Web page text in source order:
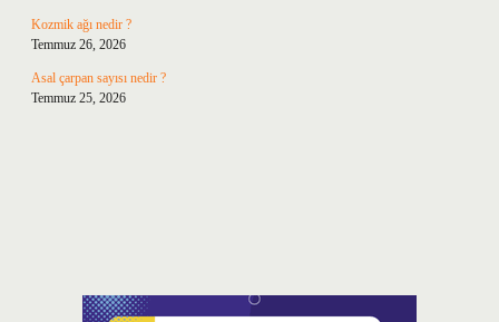
Kozmik ağı nedir ?
Temmuz 26, 2026
Asal çarpan sayısı nedir ?
Temmuz 25, 2026